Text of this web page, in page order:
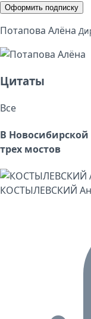
Оформить подписку
Потапова Алёна
Цитаты
Все
В
трех мостов
КОСТЫЛЕВСКИЙ